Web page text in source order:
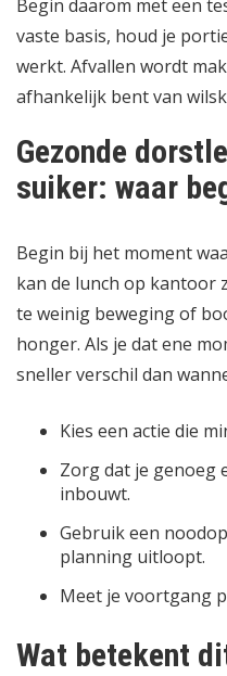
Begin daarom met een
vaste basis, houd je
werkt. Afvallen wordt
afhankelijk bent van
Gezonde
suiker: waar
Begin bij het moment
kan de lunch op kantoor
te weinig beweging of
honger. Als je dat ene
sneller verschil dan
Kies een actie die
Zorg dat je genoeg
inbouwt.
Gebruik een
planning uitloopt.
Meet je voortgang
Wat betekent